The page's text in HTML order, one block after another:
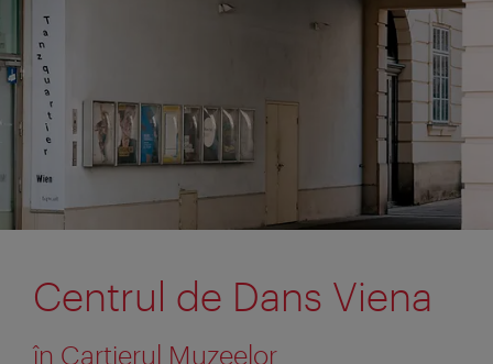
Centrul de Dans Viena
în Cartierul Muzeelor